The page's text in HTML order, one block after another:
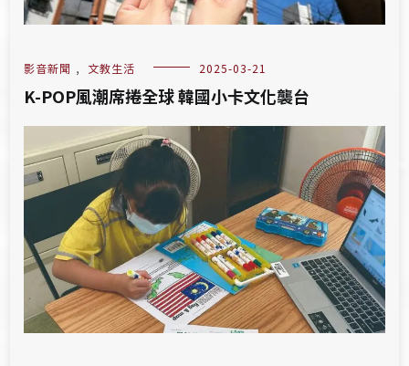
影音新聞 , 文教生活 2025-03-21
K-POP風潮席捲全球 韓國小卡文化襲台